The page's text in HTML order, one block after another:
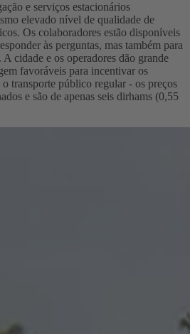
e serviços estacionários
elevado nível de qualidade de
Os colaboradores estão disponíveis
às perguntas, mas também para
A cidade e os operadores dão grande
favoráveis para incentivar os
transporte público regular - os preços
e são de apenas seis dirhams (0,55